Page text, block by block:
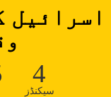
اسرائیل
4
سیکنڈز